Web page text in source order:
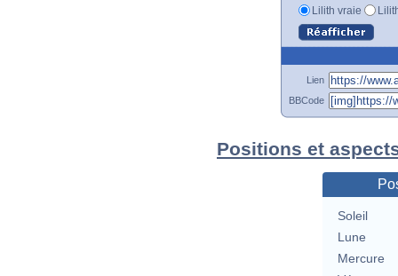
Lilith vraie
Lien
BBCode
Positions et
Soleil
Lune
Mercure